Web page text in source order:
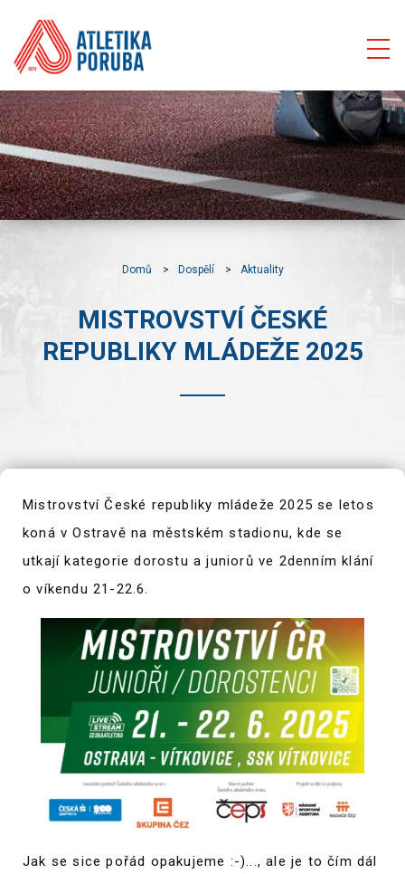
Domů Dospělí Aktuality
MISTROVSTVÍ ČESKÉ
REPUBLIKY MLÁDEŽE 2025
Mistrovství České republiky mládeže 2025 se letos
koná v Ostravě na městském stadionu, kde se
utkají kategorie dorostu a juniorů ve 2denním klání
o víkendu 21-22.6.
Jak se sice pořád opakujeme :-)..., ale je to čím dál